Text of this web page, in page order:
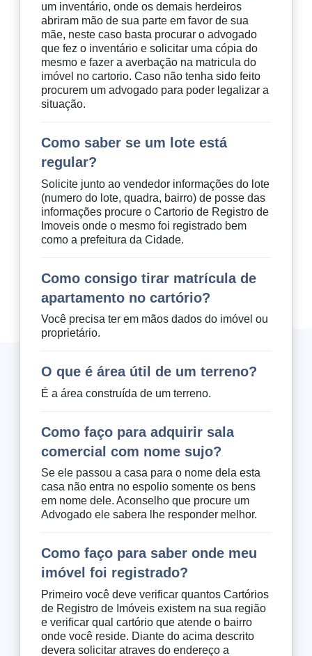
um inventário, onde os demais herdeiros
abriram mão de sua parte em favor de sua
mãe, neste caso basta procurar o advogado
que fez o inventário e solicitar uma cópia do
mesmo e fazer a averbação na matricula do
imóvel no cartorio. Caso não tenha sido feito
procurem um advogado para poder legalizar a
situação.
Como saber se um lote está
regular?
Solicite junto ao vendedor informações do lote
(numero do lote, quadra, bairro) de posse das
informações procure o Cartorio de Registro de
Imoveis onde o mesmo foi registrado bem
como a prefeitura da Cidade.
Como consigo tirar matrícula de
apartamento no cartório?
Você precisa ter em mãos dados do imóvel ou
proprietário.
O que é área útil de um terreno?
É a área construída de um terreno.
Como faço para adquirir sala
comercial com nome sujo?
Se ele passou a casa para o nome dela esta
casa não entra no espolio somente os bens
em nome dele. Aconselho que procure um
Advogado ele sabera lhe responder melhor.
Como faço para saber onde meu
imóvel foi registrado?
Primeiro você deve verificar quantos Cartórios
de Registro de Imóveis existem na sua região
e verificar qual cartório que atende o bairro
onde você reside. Diante do acima descrito
devera solicitar atraves do endereço a